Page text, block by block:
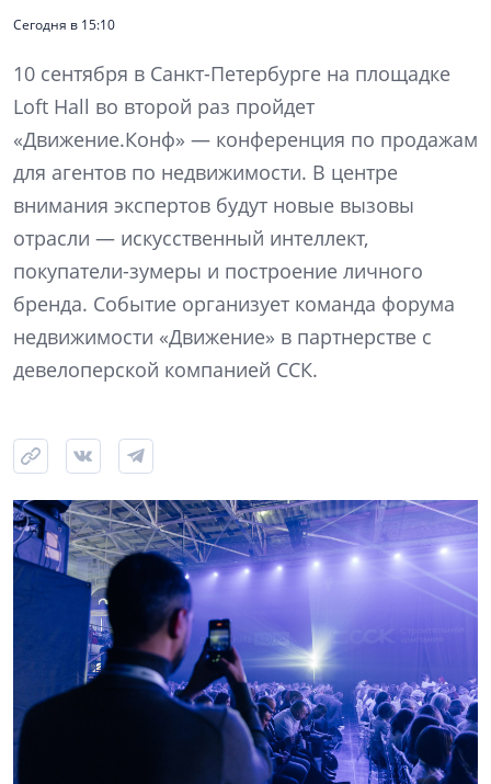
Сегодня в 15:10
10 сентября в Санкт-Петербурге на площадке
Loft Hall во второй раз пройдет
«Движение.Конф» — конференция по продажам
для агентов по недвижимости. В центре
внимания экспертов будут новые вызовы
отрасли — искусственный интеллект,
покупатели-зумеры и построение личного
бренда. Событие организует команда форума
недвижимости «Движение» в партнерстве с
девелоперской компанией ССК.